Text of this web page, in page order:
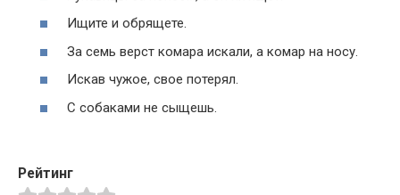
Ищите и обрящете.
За семь верст комара искали, а комар на носу.
Искав чужое, свое потерял.
С собаками не сыщешь.
Рейтинг